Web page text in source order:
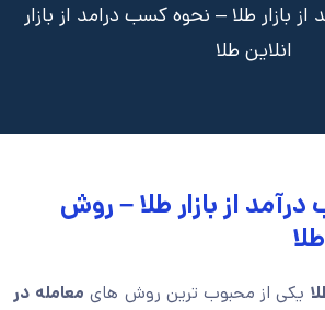
بازار طلا – نحوه کسب درامد از بازار
انلاین طلا
از بازار طلا – روش
یکی از محبوب ترین روش های معامله در